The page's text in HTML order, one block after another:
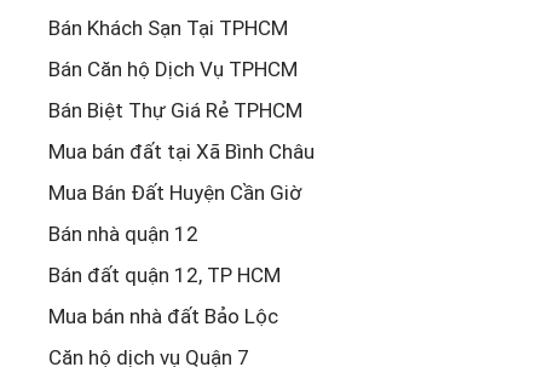
Bán Khách Sạn Tại TPHCM
Bán Căn hộ Dịch Vụ TPHCM
Bán Biệt Thự Giá Rẻ TPHCM
Mua bán đất tại Xã Bình Châu
Mua Bán Đất Huyện Cần Giờ
Bán nhà quận 12
Bán đất quận 12, TP HCM
Mua bán nhà đất Bảo Lộc
Căn hộ dịch vụ Quận 7